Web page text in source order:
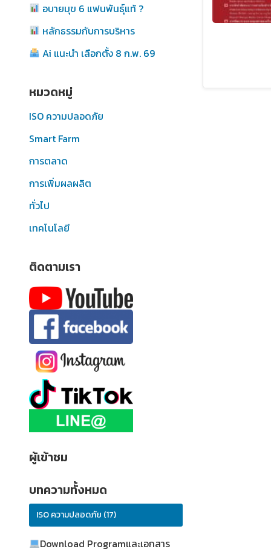
อบายมุข 6 แฟนพันธุ์แท้ ?
หลักธรรมกับการบริหาร
Ai แนะนำ เลือกตั้ง 8 ก.พ. 69
หมวดหมู่
ISO ความปลอดภัย
Smart Farm
การตลาด
การเพิ่มผลผลิต
ทั่วไป
เทคโนโลยี
ติดตามเรา
ผู้เข้าชม
บทความทั้งหมด
ISO ความปลอดภัย (17)
Download Programและเอกสาร